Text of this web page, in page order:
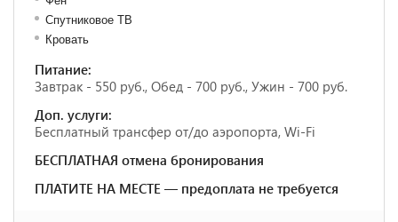
Спутниковое ТВ
Кровать
Питание:
Завтрак - 550 руб., Обед - 700 руб., Ужин - 700 руб.
Доп. услуги:
Бесплатный трансфер от/до аэропорта, Wi-Fi
БЕСПЛАТНАЯ отмена бронирования
ПЛАТИТЕ НА МЕСТЕ — предоплата не требуется